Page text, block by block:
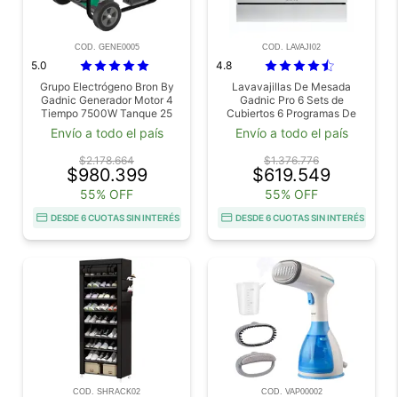
COD. GENE0005
5.0
Grupo Electrógeno Bron By
Gadnic Generador Motor 4
Tiempo 7500W Tanque 25
Litros Gasolina 16 HP
Envío a todo el país
$2.178.664
$980.399
55% OFF
DESDE 6 CUOTAS SIN INTERÉS
COD. LAVAJI02
4.8
Lavavajillas De Mesada
Gadnic Pro 6 Sets de
Cubiertos 6 Programas De
Lavado Secado Con Aire
Caliente
Envío a todo el país
$1.376.776
$619.549
55% OFF
DESDE 6 CUOTAS SIN INTERÉS
COD. SHRACK02
COD. VAP00002